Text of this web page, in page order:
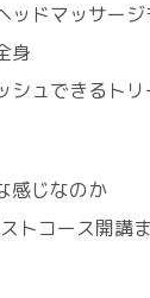
ッドマッサー
身
シュできるト
感じなのか
トコース開講